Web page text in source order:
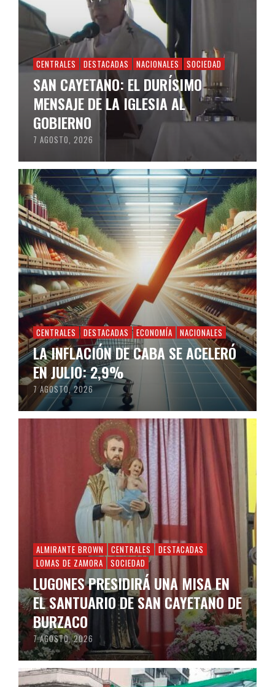
CENTRALES DESTACADAS NACIONALES SOCIEDAD
SAN CAYETANO: EL DURÍSIMO
MENSAJE DE LA IGLESIA AL
GOBIERNO
7 AGOSTO, 2026
CENTRALES DESTACADAS ECONOMÍA NACIONALES
LA INFLACIÓN DE CABA SE ACELERÓ
EN JULIO: 2,9%
7 AGOSTO, 2026
ALMIRANTE BROWN CENTRALES
DESTACADAS
LOMAS DE ZAMORA
SOCIEDAD
LUGONES PRESIDIRÁ UNA MISA EN
EL SANTUARIO DE SAN CAYETANO DE
BURZACO
7 AGOSTO, 2026